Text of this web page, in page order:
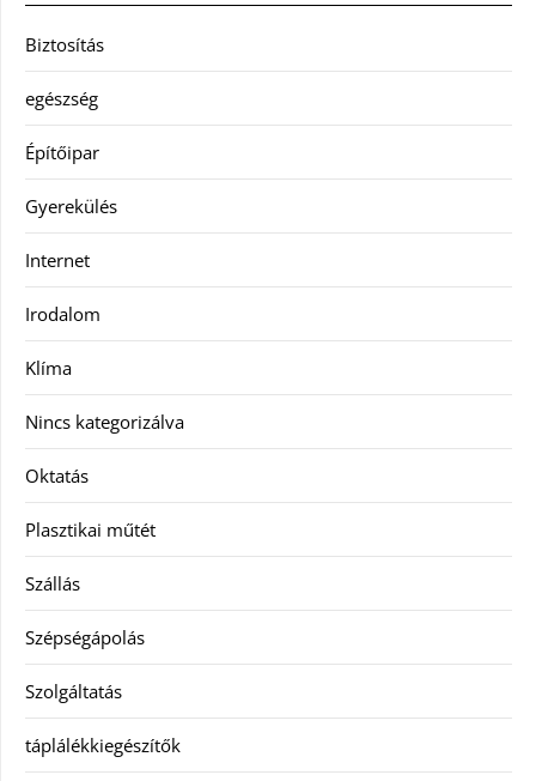
Biztosítás
egészség
Építőipar
Gyerekülés
Internet
Irodalom
Klíma
Nincs kategorizálva
Oktatás
Plasztikai műtét
Szállás
Szépségápolás
Szolgáltatás
táplálékkiegészítők